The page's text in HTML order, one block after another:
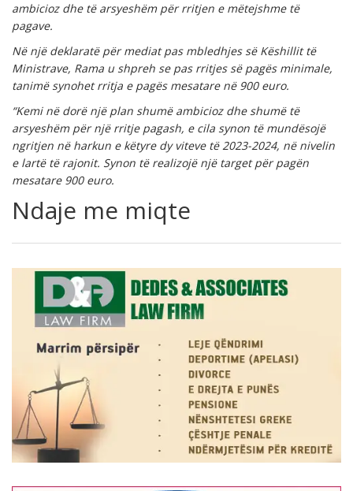
ambicioz dhe të arsyeshëm për rritjen e mëtejshme të
pagave.
Në një deklaratë për mediat pas mbledhjes së Këshillit të
Ministrave, Rama u shpreh se pas rritjes së pagës minimale,
tanimë synohet rritja e pagës mesatare në 900 euro.
“Kemi në dorë një plan shumë ambicioz dhe shumë të
arsyeshëm për një rritje pagash, e cila synon të mundësojë
ngritjen në harkun e këtyre dy viteve të 2023-2024, në nivelin
e lartë të rajonit. Synon të realizojë një target për pagën
mesatare 900 euro.
Ndaje me miqte